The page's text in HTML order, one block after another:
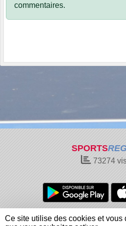
commentaires.
SPORTS
73274
Charte cookies
Ce site utilise des cookies et vous